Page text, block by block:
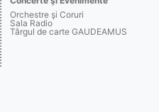
Orchestre şi Coruri
Sala Radio
Târgul de carte GAUDEAMUS